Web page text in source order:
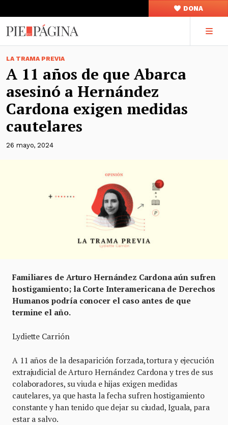
DONA
LA TRAMA PREVIA
A 11 años de que Abarca
asesinó a Hernández
Cardona exigen medidas
cautelares
26 mayo, 2024
Familiares de Arturo Hernández Cardona aún sufren
hostigamiento; la Corte Interamericana de Derechos
Humanos podría conocer el caso antes de que
termine el año.
Lydiette Carrión
A 11 años de la desaparición forzada, tortura y ejecución
extrajudicial de Arturo Hernández Cardona y tres de sus
colaboradores, su viuda e hijas exigen medidas
cautelares, ya que hasta la fecha sufren hostigamiento
constante y han tenido que dejar su ciudad, Iguala, para
estar a salvo.